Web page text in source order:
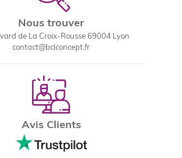
Nous trouver
de La Croix-Rousse 69004 Lyon
contact@bclconcept.fr
Avis Clients